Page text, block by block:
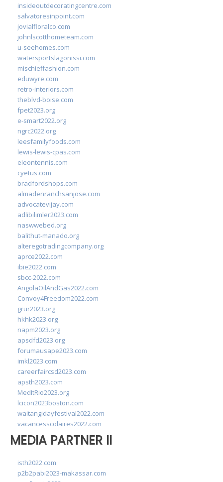
insideoutdecoratingcentre.com
salvatoresinpoint.com
jovialfloralco.com
johnlscotthometeam.com
u-seehomes.com
watersportslagonissi.com
mischieffashion.com
eduwyre.com
retro-interiors.com
theblvd-boise.com
fpet2023.org
e-smart2022.org
ngrc2022.org
leesfamilyfoods.com
lewis-lewis-cpas.com
eleontennis.com
cyetus.com
bradfordshops.com
almadenranchsanjose.com
advocatevijay.com
adlibilimler2023.com
naswwebed.org
balithut-manado.org
alteregotradingcompany.org
aprce2022.com
ibie2022.com
sbcc-2022.com
AngolaOilAndGas2022.com
Convoy4Freedom2022.com
grur2023.org
hkhk2023.org
napm2023.org
apsdfd2023.org
forumausape2023.com
imkl2023.com
careerfaircsd2023.com
apsth2023.com
MedItRio2023.org
lcicon2023boston.com
waitangidayfestival2022.com
vacancesscolaires2022.com
MEDIA PARTNER II
isth2022.com
p2b2pabi2023-makassar.com